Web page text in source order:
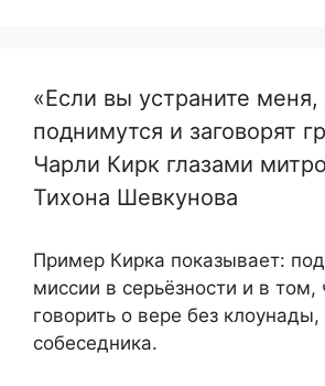
«Если вы устраните меня,
поднимутся и заговорят
Чарли Кирк глазами
Тихона Шевкунова
Пример Кирка показывает:
миссии в серьёзности и в том,
говорить о вере без
собеседника.